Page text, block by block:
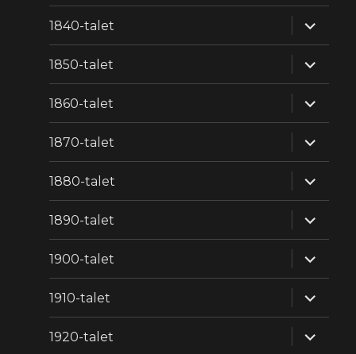
1840-talet
1850-talet
1860-talet
1870-talet
1880-talet
1890-talet
1900-talet
1910-talet
1920-talet